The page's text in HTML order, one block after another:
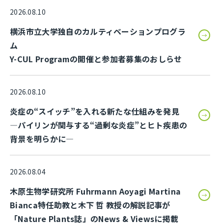
2026.08.10
横浜市立大学独自のカルティベーションプログラ
ム
Y-CUL Programの開催と参加者募集のおしらせ
2026.08.10
炎症の“スイッチ”を入れる新たな仕組みを発見
—パイリンが関与する“過剰な炎症”とヒト疾患の
背景を明らかに—
2026.08.04
木原生物学研究所 Fuhrmann Aoyagi Martina
Bianca特任助教と木下 哲 教授の解説記事が
「Nature Plants誌」のNews & Viewsに掲載